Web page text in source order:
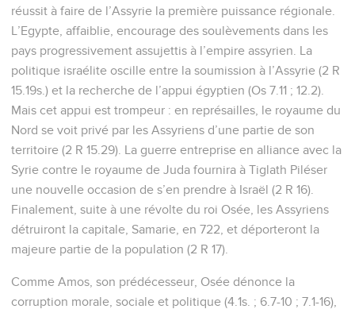
réussit à faire de l’Assyrie la première puissance régionale.
L’Egypte, affaiblie, encourage des soulèvements dans les
pays progressivement assujettis à l’empire assyrien. La
politique israélite oscille entre la soumission à l’Assyrie (2 R
15.19s.) et la recherche de l’appui égyptien (Os 7.11 ; 12.2).
Mais cet appui est trompeur : en représailles, le royaume du
Nord se voit privé par les Assyriens d’une partie de son
territoire (2 R 15.29). La guerre entreprise en alliance avec la
Syrie contre le royaume de Juda fournira à Tiglath Piléser
une nouvelle occasion de s’en prendre à Israël (2 R 16).
Finalement, suite à une révolte du roi Osée, les Assyriens
détruiront la capitale, Samarie, en 722, et déporteront la
majeure partie de la population (2 R 17).
Comme Amos, son prédécesseur, Osée dénonce la
corruption morale, sociale et politique (4.1s. ; 6.7-10 ; 7.1-16),